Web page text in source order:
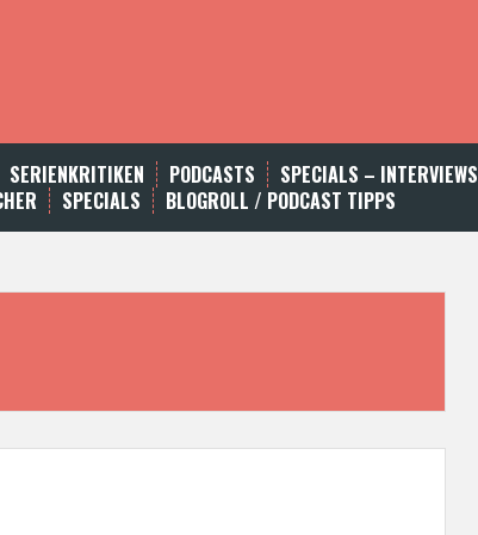
SERIENKRITIKEN PODCASTS SPECIALS – INTERVIEWS
SPECIALS BLOGROLL / PODCAST TIPPS